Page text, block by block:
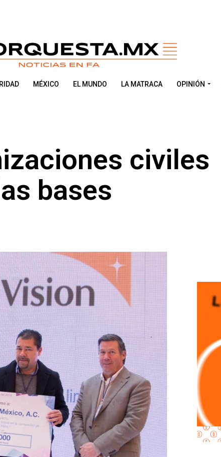
MÉXICO EL MUNDO LA MATRACA OPINIÓN
civiles
bases